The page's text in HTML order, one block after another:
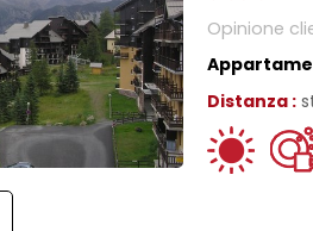
Opinione
Distanza :